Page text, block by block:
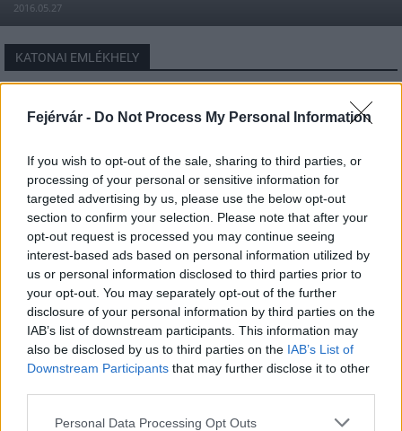
Fejérvár - Do Not Process My Personal Information
If you wish to opt-out of the sale, sharing to third parties, or
processing of your personal or sensitive information for
targeted advertising by us, please use the below opt-out
section to confirm your selection. Please note that after your
opt-out request is processed you may continue seeing
interest-based ads based on personal information utilized by
us or personal information disclosed to third parties prior to
your opt-out. You may separately opt-out of the further
disclosure of your personal information by third parties on the
IAB’s list of downstream participants. This information may
also be disclosed by us to third parties on the IAB’s List of
Downstream Participants that may further disclose it to other
Please note that this website/app uses one or more Google
Personal Data Processing Opt Outs
2016.05.27
KATONAI EMLÉKHELY
Név
E-mail cím
Feliratkozom a hírlevélre és elfogadom azadatvédelmi
szabályzatot!
FELIRATKOZÁS